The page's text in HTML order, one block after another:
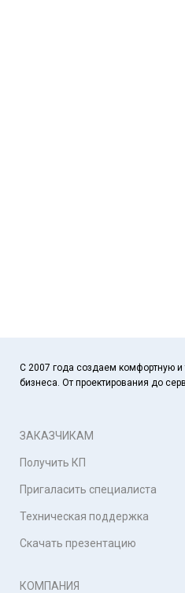
С 2007 года создаем комфортную и
бизнеса. От проектирования до
ЗАКАЗЧИКАМ
Получить КП
Пригаласить специалиста
Техническая поддержка
Скачать презентацию
КОМПАНИЯ